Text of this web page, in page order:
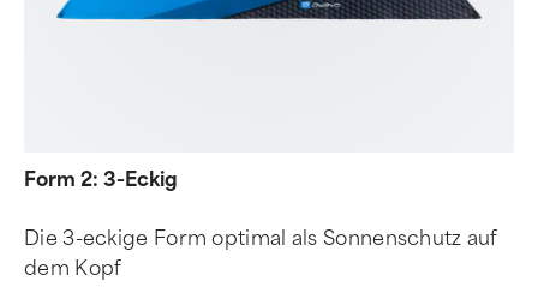
Form 2: 3-Eckig
Die 3-eckige Form optimal als Sonnenschutz auf
dem Kopf